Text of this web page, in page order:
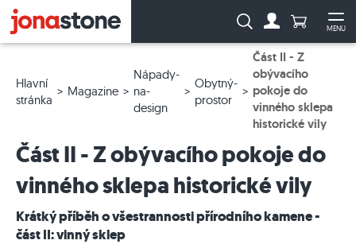
MENU
Vyhledávání:Počet
Hlavní
stránka
Magazine
Nápady-
na-
design
Obytný-
prostor
Část II - Z
obývacího
pokoje do
vinného sklepa
historické vily
Část II - Z obývacího pokoje do
vinného sklepa historické vily
Krátký příběh o všestrannosti přírodního kamene -
část II: vinný sklep